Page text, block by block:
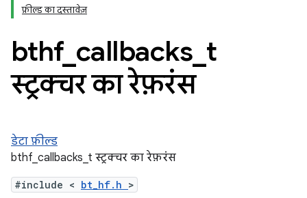
फ़ील्ड का दस्तावेज़
bthf_ callbacks t
स्ट्रक्चर का रेफ़रंस
डेटा फ़ील्ड
bthf_callbacks_t स्ट्रक्चर का रेफ़रंस
#include < bt_hf.h >